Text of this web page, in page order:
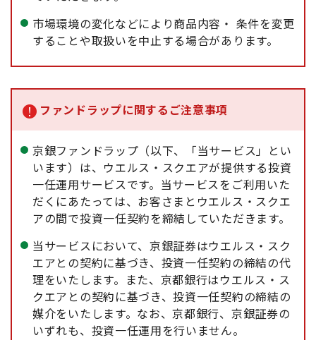
市場環境の変化などにより商品内容・ 条件を変更
することや取扱いを中止する場合があります。
ファンドラップに関するご注意事項
京銀ファンドラップ（以下、「当サービス」とい
います）は、ウエルス・スクエアが提供する投資
一任運用サービスです。当サービスをご利用いた
だくにあたっては、お客さまとウエルス・スクエ
アの間で投資一任契約を締結していただきます。
当サービスにおいて、京銀証券はウエルス・スク
エアとの契約に基づき、投資一任契約の締結の代
理をいたします。また、京都銀行はウエルス・ス
クエアとの契約に基づき、投資一任契約の締結の
媒介をいたします。なお、京都銀行、京銀証券の
いずれも、投資一任運用を行いません。